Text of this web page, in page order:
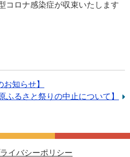
コロナ感染症が収束いたします
お知らせ】
ふるさと祭りの中止について】
イバシーポリシー